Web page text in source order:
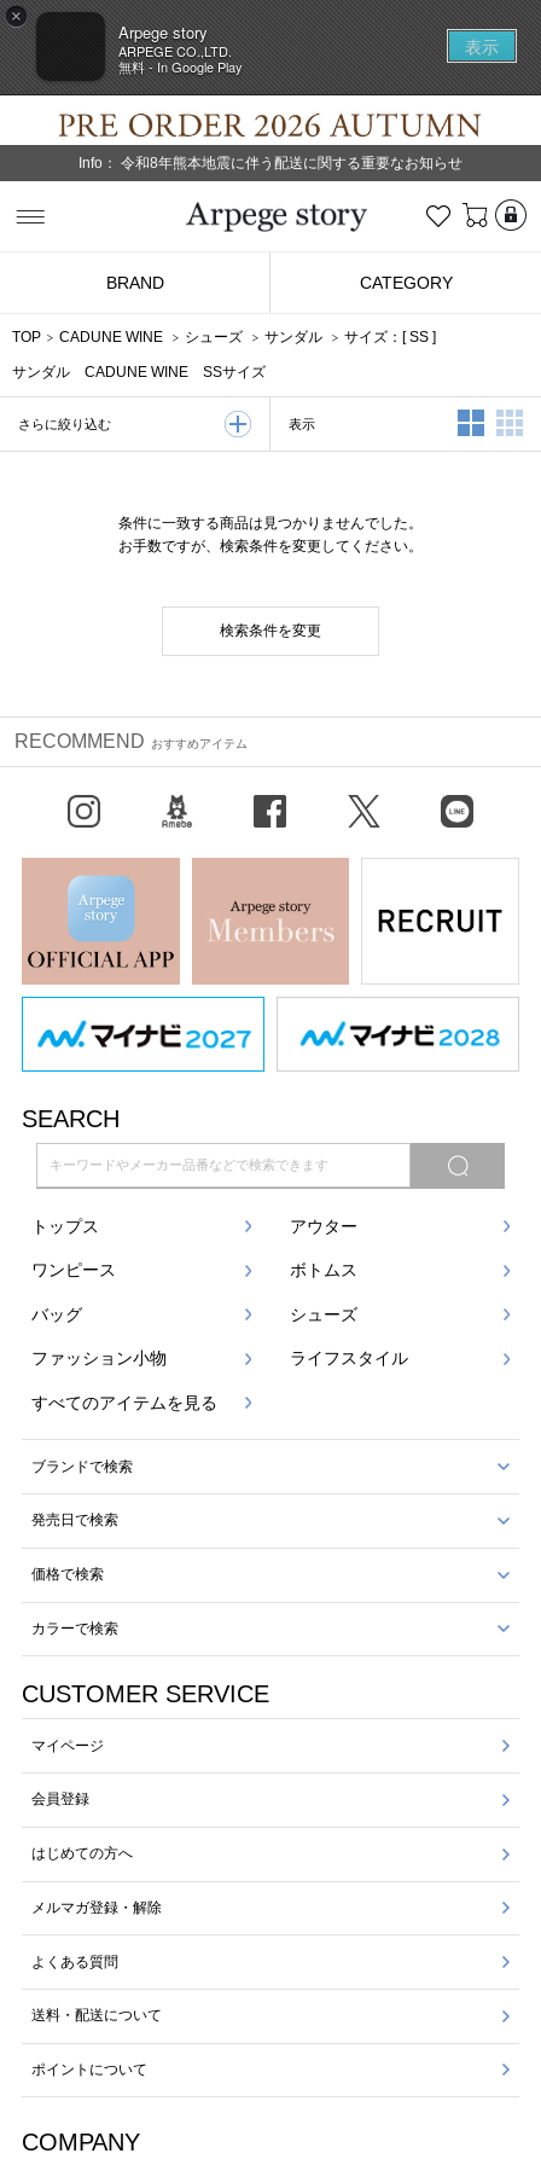
×
Arpege story
ARPEGE CO.,LTD.
無料 - In Google Play
表示
Info： 令和8年熊本地震に伴う配送に関する重要なお知らせ
お気に入り
BRAND CATEGORY
TOP CADUNE WINE シューズ サンダル サイズ：[SS ]
サンダル CADUNE WINE SSサイズ
さらに絞り込む 表示 2列表示
条件に一致する商品は見つかりませんでした。
お手数ですが、検索条件を変更してください。
検索条件を変更
RECOMMEND おすすめアイテム
X（旧Twitter） LINE
SEARCH
トップス アウター
ワンピース ボトムス
バッグ シューズ
ファッション小物 ライフスタイル
すべてのアイテムを見る
ブランドで検索
発売日で検索
価格で検索
カラーで検索
CUSTOMER SERVICE
マイページ
会員登録
はじめての方へ
メルマガ登録・解除
よくある質問
送料・配送について
ポイントについて
COMPANY